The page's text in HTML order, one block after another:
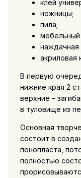
клей
ножницы;
пила;
мебельный
наждачная
акриловая
В первую
нижние края 2
верхние –
в туловище из
Основная
состоит в
пенопласта,
полностью